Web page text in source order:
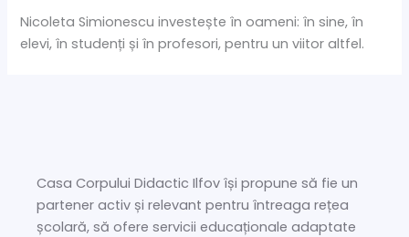
Nicoleta Simionescu investește în oameni: în sine, în
elevi, în studenți și în profesori, pentru un viitor altfel.
Casa Corpului Didactic Ilfov își propune să fie un
partener activ și relevant pentru întreaga rețea
școlară, să ofere servicii educaționale adaptate